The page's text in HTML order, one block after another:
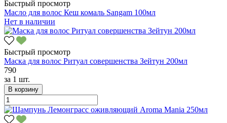
Быстрый просмотр
Масло для волос Кеш комаль Sangam 100мл
Нет в наличии
Быстрый просмотр
Маска для волос Ритуал совершенства Зейтун 200мл
790
за 1 шт.
В корзину